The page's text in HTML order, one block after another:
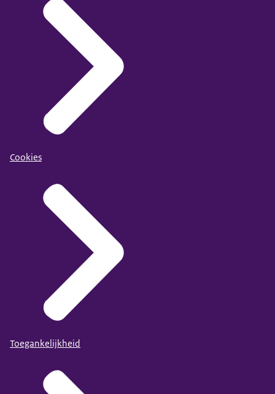
Cookies
Toegankelijkheid